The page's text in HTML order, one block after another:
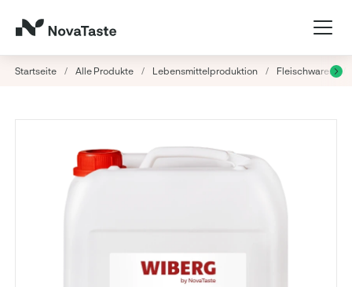
Startseite / Alle Produkte / Lebensmittelproduktion / Fleischwaren /